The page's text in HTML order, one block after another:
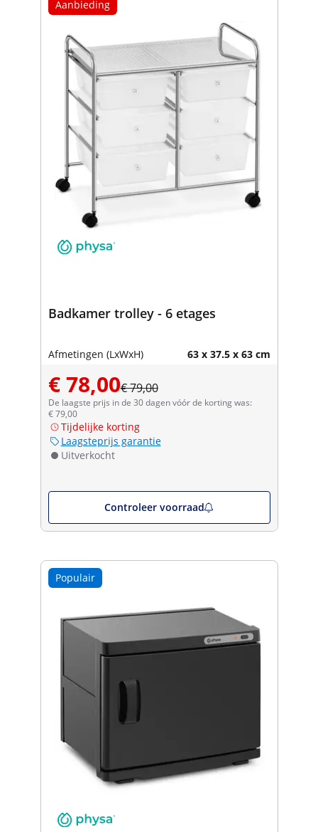
Aanbieding
Badkamer trolley - 6 etages
Afmetingen (LxWxH) 63 x 37.5 x 63 cm
€ 78,00€ 79,00
De laagste prijs in de 30 dagen vóór de korting was:
€ 79,00
Tijdelijke korting
Laagsteprijs garantie
Uitverkocht
Controleer voorraad
Populair